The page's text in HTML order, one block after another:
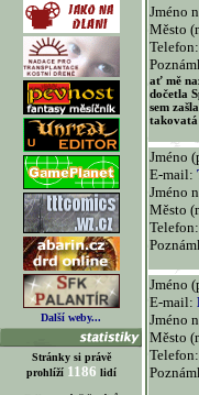
Další weby...
Stránky si právě
prohlíží1186 lidí
Jméno
Město
Telefon:
ať mě
dočetla
sem
Jméno
E-mail:
Jméno
Město
Telefon:
Jméno
E-mail:
Jméno
Město
Telefon: